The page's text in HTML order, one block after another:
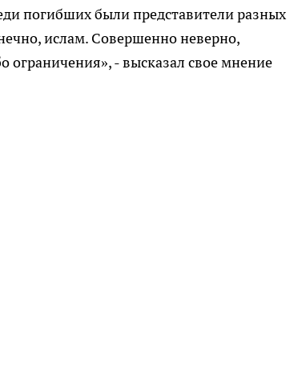
погибших были представители разных
ислам. Совершенно неверно,
ограничения», - высказал свое мнение